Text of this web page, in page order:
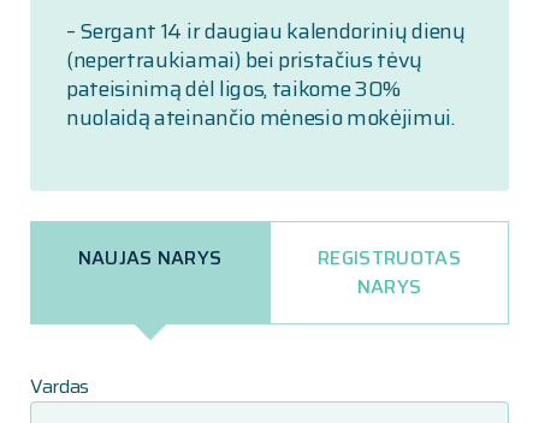
NAUJAS NARYS
REGISTRUOTAS
NARYS
Vardas
– Sergant 14 ir daugiau kalendorinių dienų
(nepertraukiamai) bei pristačius tėvų
pateisinimą dėl ligos, taikome 30%
nuolaidą ateinančio mėnesio mokėjimui.